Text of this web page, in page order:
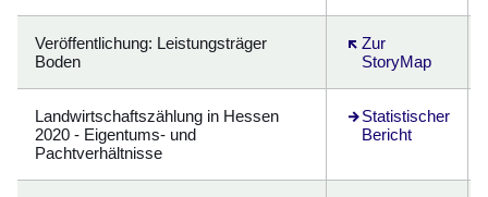
Veröffentlichung: Leistungsträger
Boden
Zur
StoryMap
Öffnet sich in
Landwirtschaftszählung in Hessen
2020 - Eigentums- und
Pachtverhältnisse
Statistischer
Bericht
Öffnet sich in